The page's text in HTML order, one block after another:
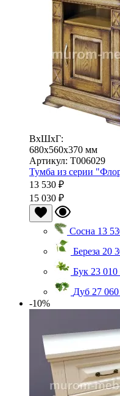
ВхШхГ:
680x560x370 мм
Артикул: Т006029
Тумба из серии
13 530 ₽
15 030 ₽
Сосна 13
Береза 20
Бук 23 010
Дуб 27
-10%